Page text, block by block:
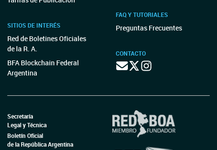
SITIOS DE INTERÉS
Red de Boletines Oficiales
de la R. A.
BFA Blockchain Federal
Argentina
FAQ Y TUTORIALES
Preguntas Frecuentes
CONTACTO
Secretaría
Legal y Técnica
Boletín Oficial
de la República Argentina